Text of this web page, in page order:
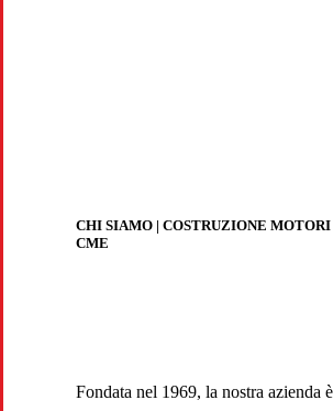
CHI SIAMO | COSTRUZIONE
CME
Fondata nel 1969, la nostra azienda è